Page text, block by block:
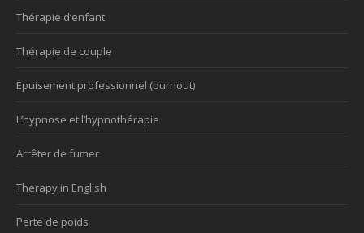
Thérapie d’enfant
Thérapie de couple
Épuisement professionnel (burnout)
L’hypnose et l’hypnothérapie
Arrêter de fumer
Therapy in English
Perte de poids